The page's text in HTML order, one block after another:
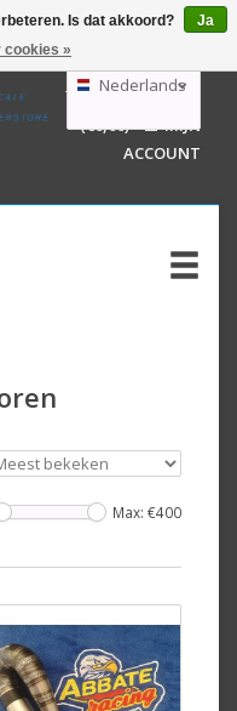
GBP
AUD
Nederlands
Deutsch
English
WINKELWAGEN
(€0,00)
MIJN
ACCOUNT
Max: €400
Is dat akkoord?
Ja
cookies »